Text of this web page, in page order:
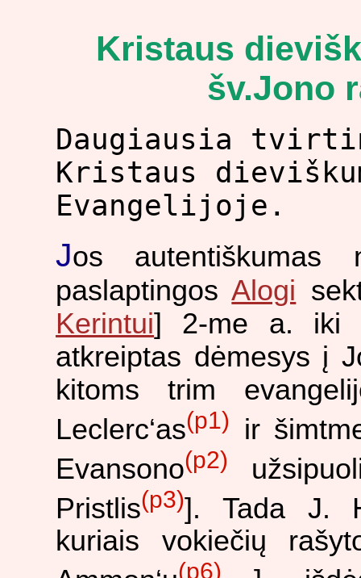
Kristaus
šv.Jono
Daugiausia
Kristaus
Evangelijoje.
Jos autentiškumas
paslaptingosAlogi
Kerintui] 2-me a. iki
atkreiptas dėmesys į
kitoms trim
Leclerc‘as(p1)
ir
Evansono(p2)
Pristlis(p3)]. Tada J.
kuriais vokiečių
(p6)